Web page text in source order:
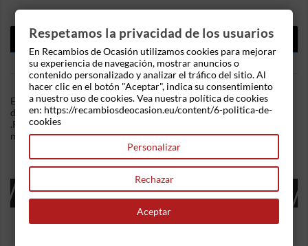
DESCRIPCIÓN
DETALLES DEL PRODUCTO
En Recambios de Ocasion disponemos de Maneta exterior
delantera izquierda Fiat Punto I (176) (1993-1999) 1.7 D (57 cv)
.Referencia Interna: 03311702224263. Ademas, disponemos de
mas recambios, si tiene cualquier duda consultenos.
16 OTROS PRODUCTOS EN LA MISMA
CATEGORÍA:
Respetamos la privacidad de los usuarios
En Recambios de Ocasión utilizamos cookies para mejorar
su experiencia de navegación, mostrar anuncios o
contenido personalizado y analizar el tráfico del sitio. Al
hacer clic en el botón "Aceptar", indica su consentimiento
a nuestro uso de cookies. Vea nuestra política de cookies
en: https://recambiosdeocasion.eu/content/6-politica-de-
cookies
Personalizar
Rechazar
Aceptar